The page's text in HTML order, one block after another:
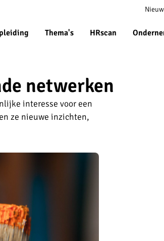
Thema's HRscan
Meta
netwerken
interesse voor een
ze nieuwe inzichten,